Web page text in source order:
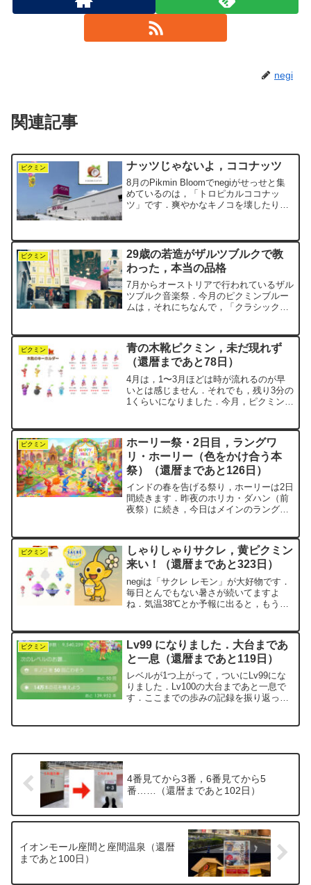
negi
関連記事
ピクミン ナッツじゃないよ，ココナッツ
8月のPikmin Bloomでnegiがせっせと集
めているのは，「トロピカルココナッ
ツ」です．爽やかなキノコを壊したり，
は，運よく巨大キノコに何個も出会うこ
とができまし...
ピクミン
29歳の若造がザルツブルクで教
わった，本当の品格
7月からオーストリアで行われているザル
ツブルク音楽祭．今月のピクミンブルー
ムは，それにちなんで，「クラシック音
訪れたことがあります．「塩の砦」とい
うその名前の通り，...
ピクミン
青の木靴ピクミン，未だ現れず
（還暦まであと78日）
4月は，1〜3月ほどは時が流れるのが早
いとは感じません．それでも，残り3分の
1くらいになりました．今月，ピクミンブ
はもうコンプリートしましたか？negi
は，4/10の時...
ピクミン
ホーリー祭・2日目，ラングワ
リ・ホーリー（色をかけ合う本
祭）（還暦まであと126日）
インドの春を告げる祭り，ホーリーは2日
間続きます．昨夜のホリカ・ダハン（前
夜祭）に続き，今日はメインのラングワ
「〜の」という意味．直訳すれば「色の
ホーリー」．原色...
ピクミン
しゃりしゃりサクレ，黄ピクミン
来い！（還暦まであと323日）
negiは「サクレ レモン」が大好物です．
毎日とんでもない暑さが続いてますよ
ね．気温38℃とか予報に出ると，もう
べると，一気に生き返るんです．特にお
気に入りなのが「サク...
ピクミン
Lv99 になりました．大台まであ
と一息（還暦まであと119日）
レベルが1つ上がって，ついにLv99にな
りました．Lv100の大台まであと一息で
す．ここまでの歩みの記録を振り返って
4番見てから3番，6番見てから5
番……（還暦まであと102日）
イオンモール座間と座間温泉（還暦
まであと100日）